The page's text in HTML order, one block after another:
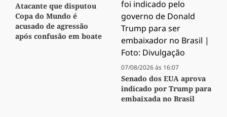
Atacante que disputou
Copa do Mundo é
acusado de agressão
após confusão em boate
07/08/2026 às 16:07
Senado dos EUA aprova
indicado por Trump para
embaixada no Brasil